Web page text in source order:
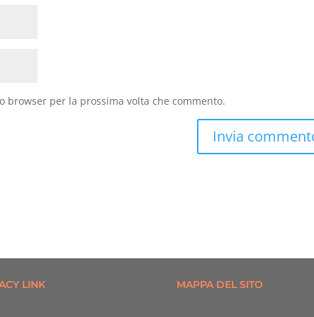
browser per la prossima volta che commento.
LINK MAPPA DEL SITO